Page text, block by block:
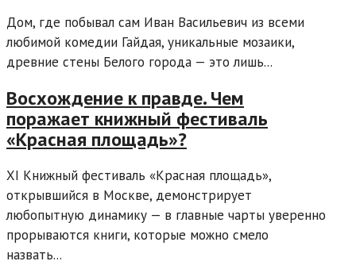
Дом, где побывал сам Иван Васильевич из всеми
любимой комедии Гайдая, уникальные мозаики,
древние стены Белого города — это лишь...
Восхождение к правде. Чем
поражает книжный фестиваль
«Красная площадь»?
XI Книжный фестиваль «Красная площадь»,
открывшийся в Москве, демонстрирует
любопытную динамику — в главные чарты уверенно
прорываются книги, которые можно смело
назвать...